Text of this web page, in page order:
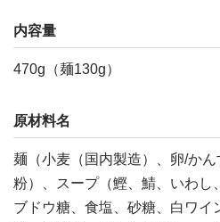
内容量
470g（麺130g）
原材料名
麺（小麦（国内製造）、卵/か
粉）、スープ（鰹、鯖、いわし
ブドウ糖、食塩、砂糖、白ワイ